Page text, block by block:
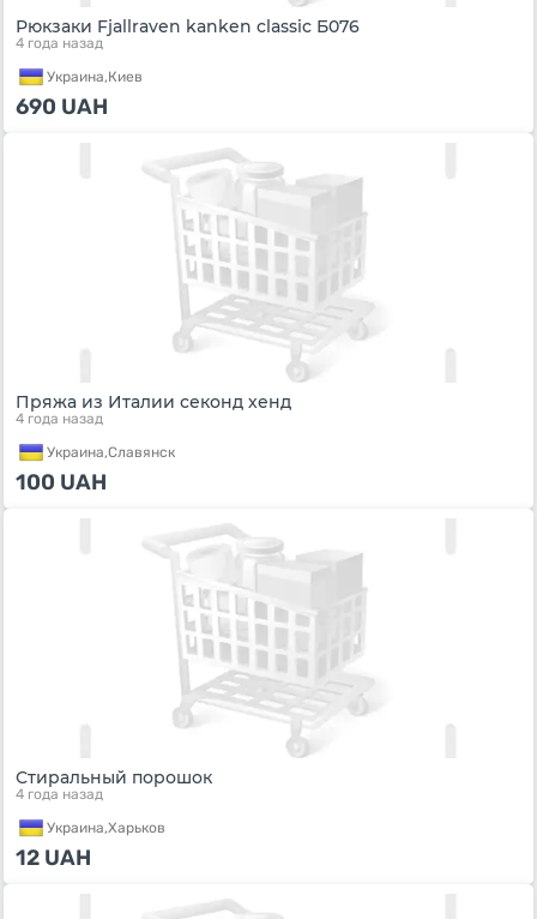
Рюкзаки Fjallraven kanken classic Б076
4 года назад
Украина,Киев
690 UAH
Пряжа из Италии секонд хенд
4 года назад
Украина,Славянск
100 UAH
Стиральный порошок
4 года назад
Украина,Харьков
12 UAH